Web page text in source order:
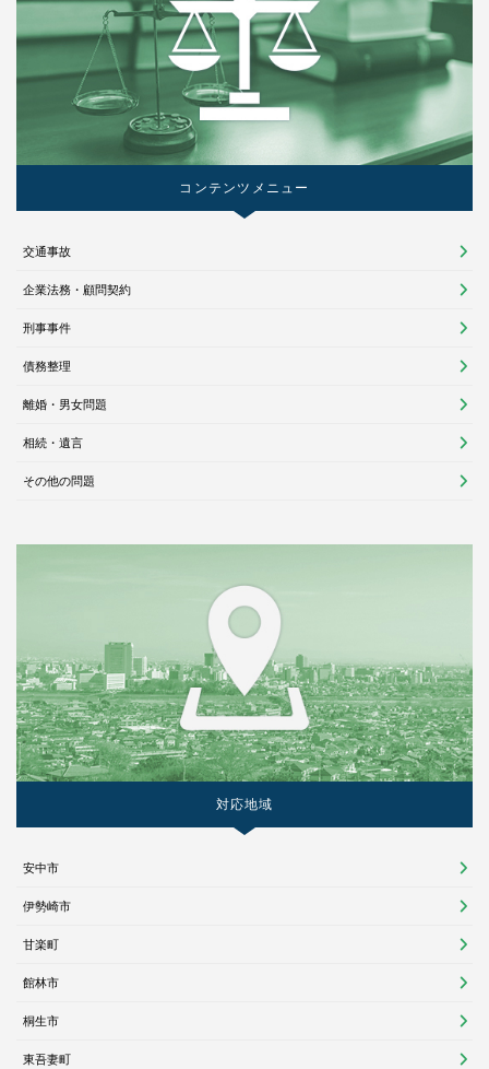
コンテンツメニュー
交通事故
企業法務・顧問契約
刑事事件
債務整理
離婚・男女問題
相続・遺言
その他の問題
対応地域
安中市
伊勢崎市
甘楽町
館林市
桐生市
東吾妻町